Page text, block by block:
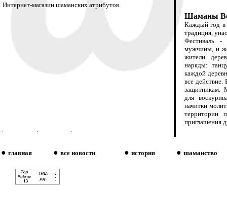
Интернет-магазин шаманских атрибутов.
Шаманы
Каждый год в
традиция,
Фестиваль
мужчины, и
жители
наряды:
каждой
все действие.
защитникам.
для
начитки
территории
приглашения
● главная ● все новости ● история ● шаманство